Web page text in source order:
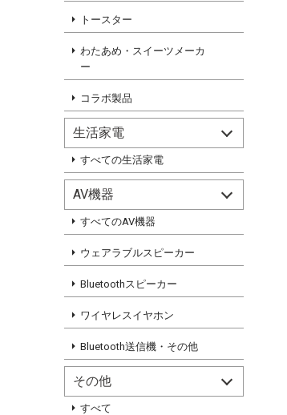
トースター
わたあめ・スイーツメーカ
ー
コラボ製品
生活家電
すべての生活家電
AV機器
すべてのAV機器
ウェアラブルスピーカー
Bluetoothスピーカー
ワイヤレスイヤホン
Bluetooth送信機・その他
その他
すべて